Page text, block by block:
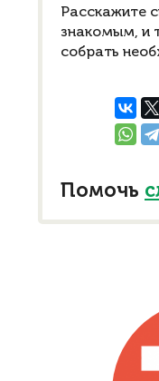
Расскажите
знакомым, и
собрать
Помочь